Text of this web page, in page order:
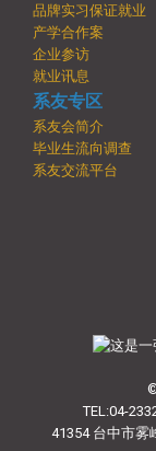
品牌实习保证就业
产学合作案
企业参访
就业讯息
系友专区
系友会简介
毕业生流向调查
系友交流平台
TEL:04-
41354 台中市雾